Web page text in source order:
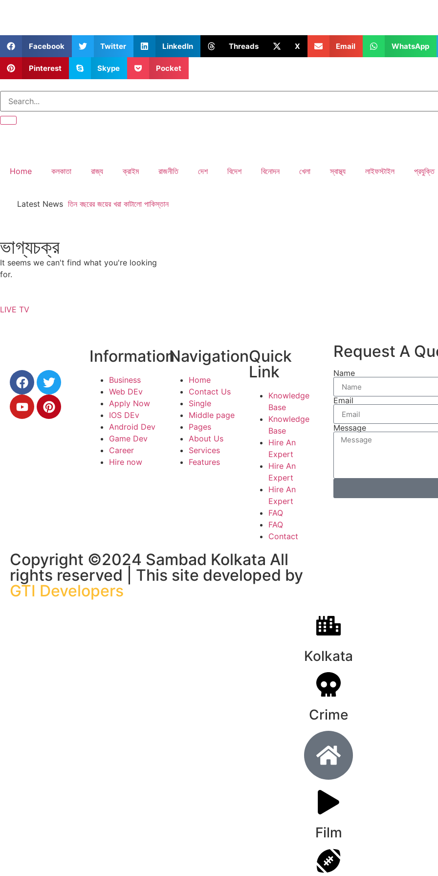
Facebook Twitter LinkedIn Threads X Email WhatsApp
Pinterest Skype Pocket
Home কলকাতা রাজ্য ক্রাইম রাজনীতি দেশ বিদেশ বিনোদন খেলা স্বাস্থ্য লাইফস্টাইল প্রযুক্তি
Latest News তিন বছরের জয়ের খরা কাটালো পাকিস্তান
ভাগ্যচক্র
It seems we can't find what you're looking
for.
LIVE TV
Information
Business
Web DEv
Apply Now
IOS DEv
Android Dev
Game Dev
Career
Hire now
Navigation
Home
Contact Us
Single
Middle page
Pages
About Us
Services
Features
Quick
Link
Knowledge
Base
Knowledge
Base
Hire An
Expert
Hire An
Expert
Hire An
Expert
FAQ
FAQ
Contact
Copyright ©2024 Sambad Kolkata All
rights reserved | This site developed by
GTI Developers
Request A
Name
Email
Message
Kolkata
Crime
Film